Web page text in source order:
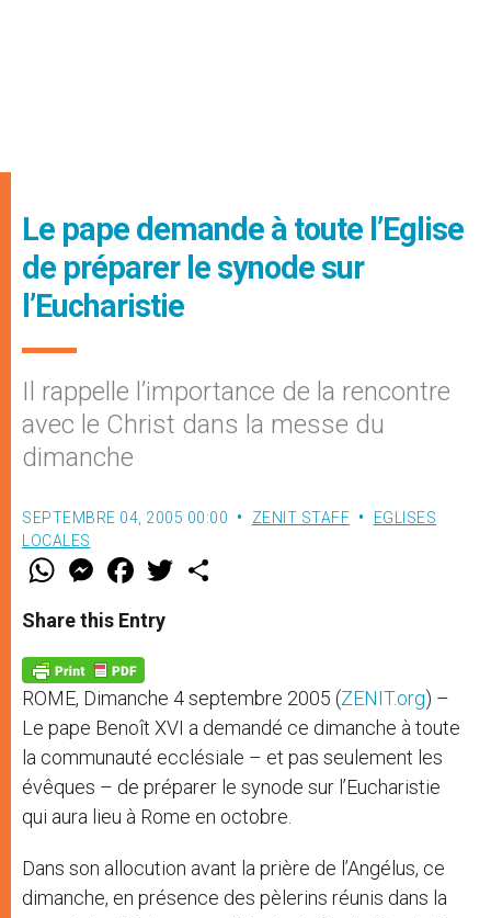
Le pape demande à toute l’Eglise
de préparer le synode sur
l’Eucharistie
Il rappelle l’importance de la rencontre
avec le Christ dans la messe du
dimanche
SEPTEMBRE 04, 2005 00:00 ZENIT STAFF
EGLISES
LOCALES
W
t
s
p
p
M
e
s
e
g
e
r
F
a
e
b
o
k
w
Share this Entry
ROME, Dimanche 4 septembre 2005 (ZENIT.org) –
Le pape Benoît XVI a demandé ce dimanche à toute
la communauté ecclésiale – et pas seulement les
évêques – de préparer le synode sur l’Eucharistie
qui aura lieu à Rome en octobre.
Dans son allocution avant la prière de l’Angélus, ce
dimanche, en présence des pèlerins réunis dans la